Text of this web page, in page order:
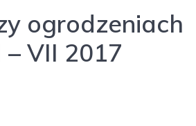
ogrodzeniach
– VII 2017